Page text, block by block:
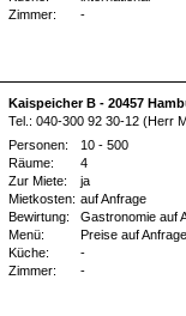
Zimmer:
-
Kaispeicher B - 20457
Tel.: 040-300 92 30-12 (Herr
Personen:
10 - 500
Räume:
4
Zur Miete:
ja
Mietkosten: auf Anfrage
Bewirtung:
Gastronomie auf
Menü:
Preise auf Anfrage
Küche:
-
Zimmer:
-